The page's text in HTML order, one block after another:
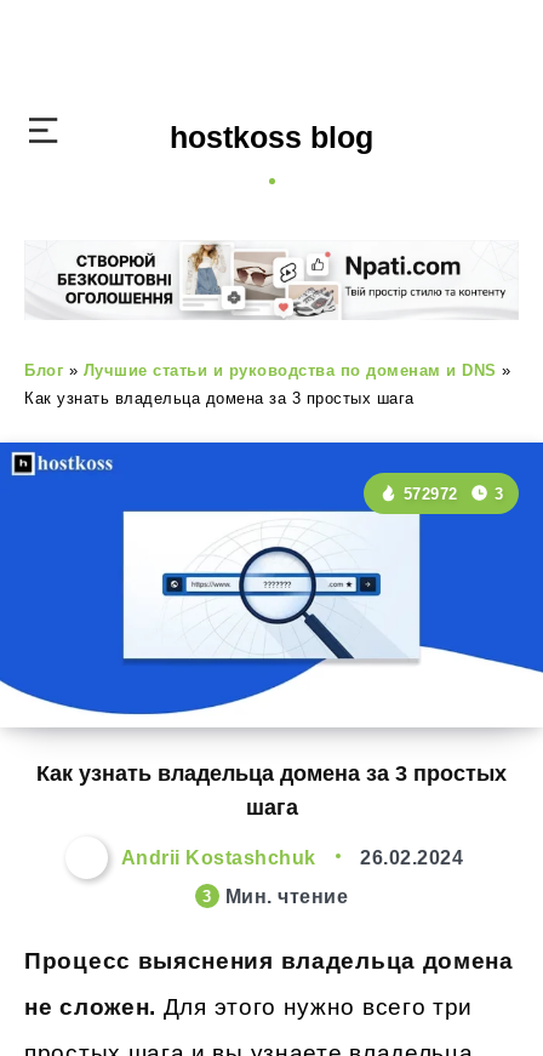
hostkoss blog
Блог » Лучшие статьи и руководства по доменам и DNS »
Как узнать владельца домена за 3 простых шага
Как узнать владельца домена за 3 простых
шага
572972 3
Andrii Kostashchuk 26.02.2024
3 Мин. чтение
Процесс выяснения владельца домена
не сложен. Для этого нужно всего три